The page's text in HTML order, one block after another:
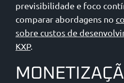
previsibilidade e foco
comparar abordagens no
sobre custos de
KXP.